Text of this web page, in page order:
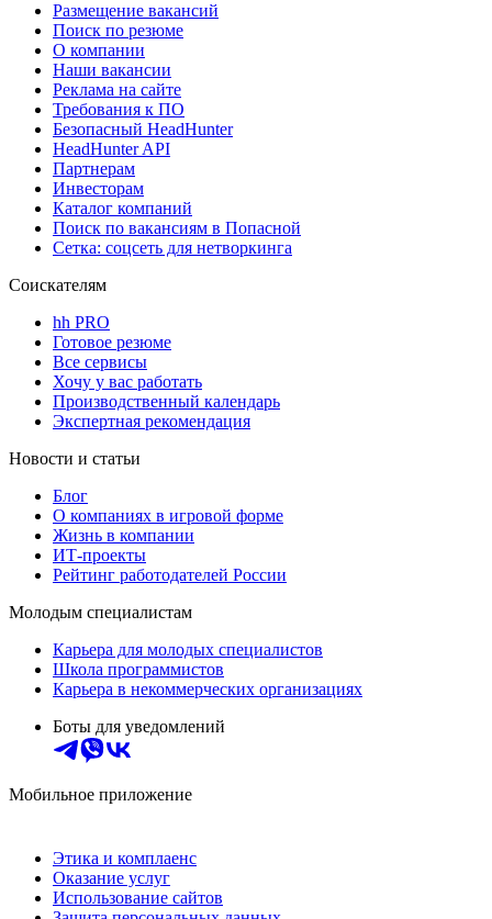
Размещение вакансий
Поиск по резюме
О компании
Наши вакансии
Реклама на сайте
Требования к ПО
Безопасный HeadHunter
HeadHunter API
Партнерам
Инвесторам
Каталог компаний
Поиск по вакансиям в Попасной
Сетка: соцсеть для нетворкинга
Соискателям
hh PRO
Готовое резюме
Все сервисы
Хочу у вас работать
Производственный календарь
Экспертная рекомендация
Новости и статьи
Блог
О компаниях в игровой форме
Жизнь в компании
ИТ-проекты
Рейтинг работодателей России
Молодым специалистам
Карьера для молодых специалистов
Школа программистов
Карьера в некоммерческих организациях
Боты для уведомлений
Мобильное приложение
Этика и комплаенс
Оказание услуг
Использование сайтов